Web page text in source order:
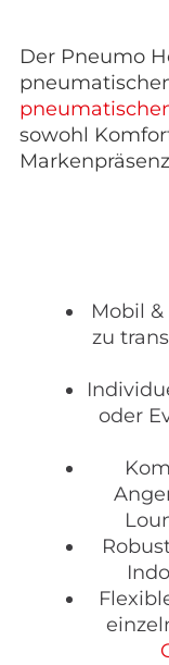
Der Pneumo
sowohl
Mobil
zu
oder